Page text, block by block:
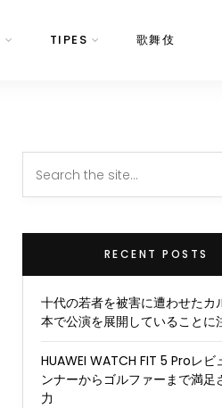
TIPES 歌舞伎
RECENT POSTS
十代の若者を被害に遭わせたカ
本で公演を展開していることに
HUAWEI WATCH FIT 5 Proレビ
ンナーからゴルファーまで満足
力